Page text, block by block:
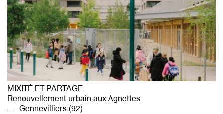
MIXITÉ ET PARTAGE
Renouvellement urbain aux Agnettes
Gennevilliers (92)